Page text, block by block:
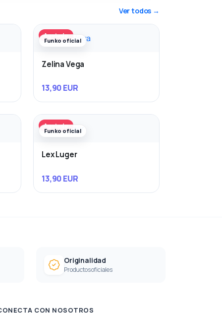
Ver todos →
Agotado
Funko oficial
Zelina Vega
13,90 EUR
Agotado
Funko oficial
Lex Luger
13,90 EUR
Originalidad
Productos oficiales
CON NOSOTROS